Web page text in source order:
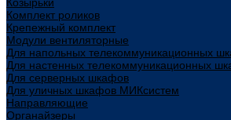
Комплект роликов
Крепежный комплект
Модули вентиляторные
Для напольных телекоммуникационных
Для настенных телекоммуникационных
Для серверных шкафов
Для уличных шкафов МИКсистем
Направляющие
Органайзеры